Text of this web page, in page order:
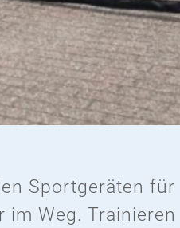
Sportgeräten für
Weg.